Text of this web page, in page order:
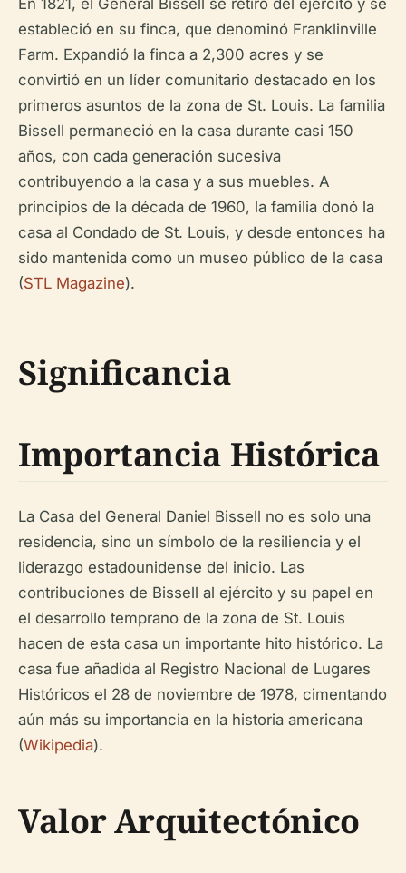
En 1821, el General Bissell se retiró del ejército y se
estableció en su finca, que denominó Franklinville
Farm. Expandió la finca a 2,300 acres y se
convirtió en un líder comunitario destacado en los
primeros asuntos de la zona de St. Louis. La familia
Bissell permaneció en la casa durante casi 150
años, con cada generación sucesiva
contribuyendo a la casa y a sus muebles. A
principios de la década de 1960, la familia donó la
casa al Condado de St. Louis, y desde entonces ha
sido mantenida como un museo público de la casa
(STL Magazine).
Significancia
Importancia Histórica
La Casa del General Daniel Bissell no es solo una
residencia, sino un símbolo de la resiliencia y el
liderazgo estadounidense del inicio. Las
contribuciones de Bissell al ejército y su papel en
el desarrollo temprano de la zona de St. Louis
hacen de esta casa un importante hito histórico. La
casa fue añadida al Registro Nacional de Lugares
Históricos el 28 de noviembre de 1978, cimentando
aún más su importancia en la historia americana
(Wikipedia).
Valor Arquitectónico